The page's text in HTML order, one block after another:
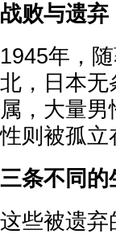
战败与遗弃
1945年，
北，日本无
属，大量
性则被孤立
三条不同的
这些被遗弃